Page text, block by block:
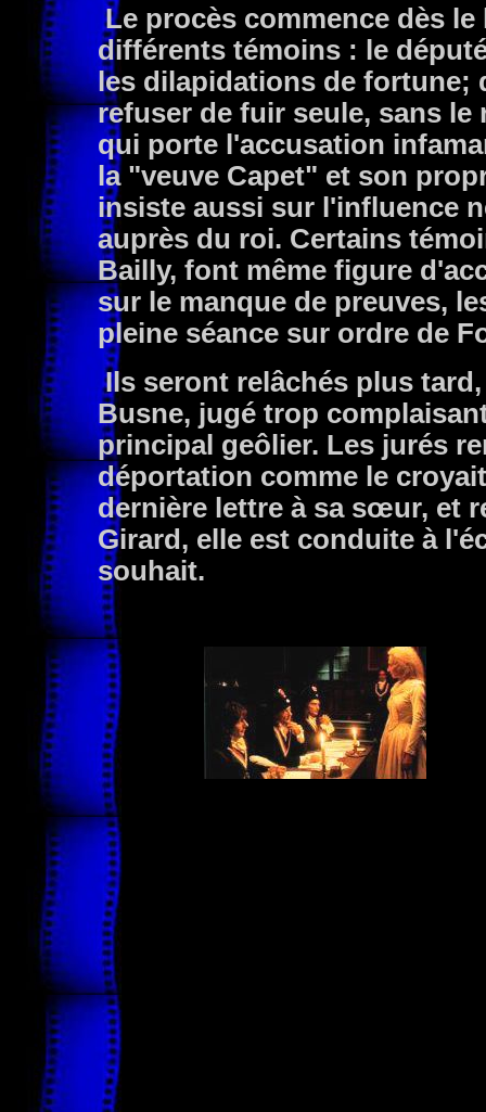
Le procès commence dès
différents témoins : le
les dilapidations de fortune;
refuser de fuir seule, sans
qui porte l'accusation
la "veuve Capet" et son
insiste aussi sur l'influence
auprès du roi. Certains
Bailly, font même figure
sur le manque de preuves,
pleine séance sur ordre de
Ils seront relâchés plus
Busne, jugé trop
principal geôlier. Les jurés
déportation comme le
dernière lettre à sa sœur, et
Girard, elle est conduite à
souhait.